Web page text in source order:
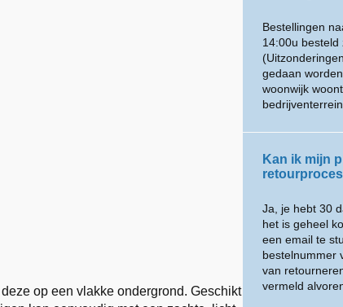
op een vlakke ondergrond. Geschikt
Bestellingen
14:00u
gedaan
woonwijk
Kan ik mijn
Ja, je hebt 30
het is geheel
een email te
bestelnummer
van
vermeld